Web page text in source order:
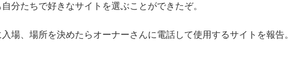
分たちで好きなサイトを選ぶことができたぞ。
場、場所を決めたらオーナーさんに電話して使用するサイトを報告。